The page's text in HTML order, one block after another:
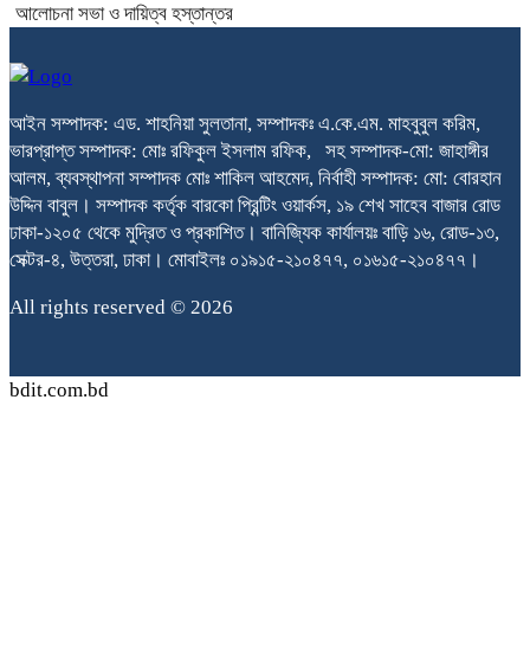
আলোচনা সভা ও দায়িত্ব হস্তান্তর
আইন সম্পাদক: এড. শাহনিয়া সুলতানা, সম্পাদকঃ এ.কে.এম. মাহবুবুল করিম,
ভারপ্রাপ্ত সম্পাদক: মোঃ রফিকুল ইসলাম রফিক, সহ সম্পাদক-মো: জাহাঙ্গীর
আলম, ব্যবস্থাপনা সম্পাদক মোঃ শাকিল আহমেদ, নির্বাহী সম্পাদক: মো: বোরহান
উদ্দিন বাবুল। সম্পাদক কর্তৃক বারকো প্রিন্টিং ওয়ার্কস, ১৯ শেখ সাহেব বাজার রোড
ঢাকা-১২০৫ থেকে মুদ্রিত ও প্রকাশিত। বানিজ্যিক কার্যালয়ঃ বাড়ি ১৬, রোড-১৩,
সেক্টর-৪, উত্তরা, ঢাকা। মোবাইলঃ ০১৯১৫-২১০৪৭৭, ০১৬১৫-২১০৪৭৭।
All rights reserved © 2026
bdit.com.bd